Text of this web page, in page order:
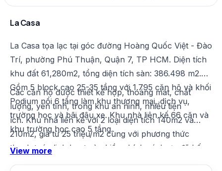
La Casa
La Casa tọa lạc tại góc đường Hoàng Quốc Việt - Đào
Trí, phường Phú Thuận, Quận 7, TP HCM. Diện tích
khu đất 61,280m2, tổng diện tích sàn: 386.498 m2.
Gồm 5 block cao 25-35 tầng với 1.795 căn hộ và khối
Podium nổi 6 tầng làm khu thương mại, dịch vụ,
trường học và bãi đậu xe. Khu nhà liên kế 66 căn và
khu trường học cao 5 tầng.
Các căn hộ được thiết kế hợp, thoáng mát, chất
lượng, yên tĩnh, trong khu an ninh, nhiều tiện
ích. Khu nhà liên kế với 2 loại diện tích 140m2 và
210m2, giá từ 25 triệu/m2 cùng với phương thức
thanh toán linh hoạt và nhiều chính sách ưu đã hấp
View more